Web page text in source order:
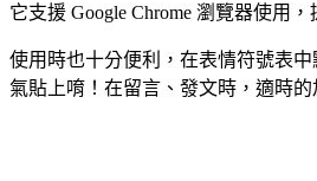
它支援 Google Chrome 瀏覽器使用
使用時也十分便利，在表情符號表
氣貼上唷！在留言、發文時，適時